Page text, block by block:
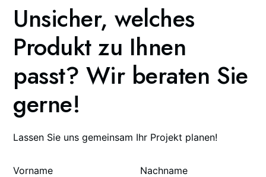
Unsicher, welches
Produkt zu Ihnen
passt? Wir beraten Sie
gerne!
Lassen Sie uns gemeinsam Ihr Projekt planen!
Vorname Nachname